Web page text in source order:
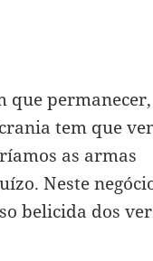
que permanecer,
tem que
as armas
Neste
belicida dos